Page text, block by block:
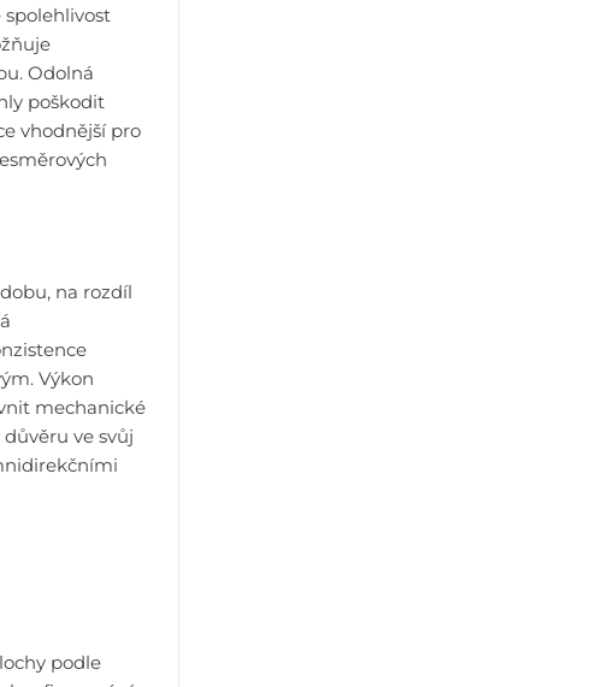
spolehlivost
Odolná
poškodit
vhodnější pro
na rozdíl
Výkon
mechanické
ve svůj
podle